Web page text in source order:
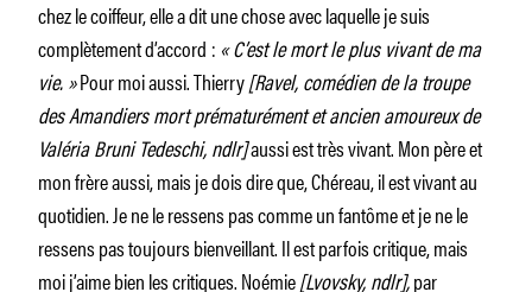
chez le coiffeur, elle a dit une chose avec laquelle je suis
complètement d’accord : « C’est le mort le plus vivant de ma
vie. »Pour moi aussi. Thierry[Ravel, comédien de la troupe
des Amandiers mort prématurément et ancien amoureux de
Valéria Bruni Tedeschi, ndlr]aussi est très vivant. Mon père et
mon frère aussi, mais je dois dire que, Chéreau, il est vivant au
quotidien. Je ne le ressens pas comme un fantôme et je ne le
ressens pas toujours bienveillant. Il est parfois critique, mais
moi j’aime bien les critiques. Noémie[Lvovsky, ndlr],par